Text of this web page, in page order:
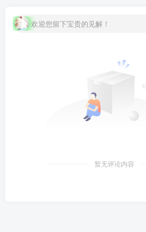
class="lazyload
fit-cover
欢迎您留下宝贵的见解！
暂无评论内容